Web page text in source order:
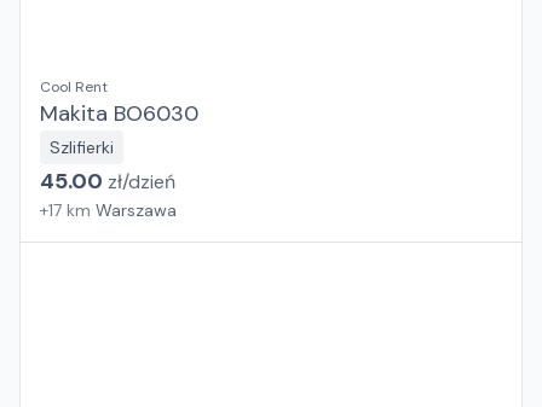
Cool Rent
Makita BO6030
Szlifierki
45.00 zł/dzień
+17 km Warszawa